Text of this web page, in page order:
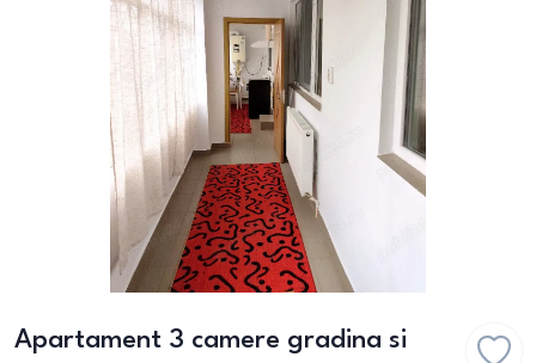
Apartament 3 camere gradina si